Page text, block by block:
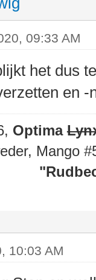
09:33 AM
het dus
en -
Optima
Mango
"
10:03 AM